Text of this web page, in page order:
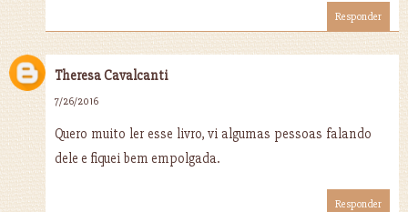
Responder
Theresa Cavalcanti
7/26/2016
Quero muito ler esse livro, vi algumas pessoas falando
dele e fiquei bem empolgada.
Responder